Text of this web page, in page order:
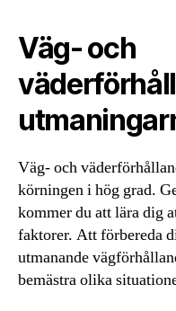
Väg- och
Väg- och
körningen i hög grad.
kommer du att lära dig
faktorer. Att förbereda
utmanande
bemästra olika